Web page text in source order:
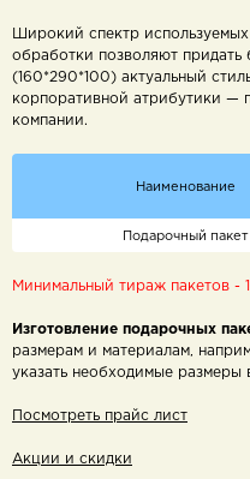
Широкий спектр
обработки позволяют
(160*290*100) актуальный
корпоративной атрибутики —
компании.
Наименование
Подарочный пакет
Минимальный тираж пакетов -
Изготовление подарочных
размерам и материалам,
указать необходимые размеры
Посмотреть прайс лист
Акции и скидки